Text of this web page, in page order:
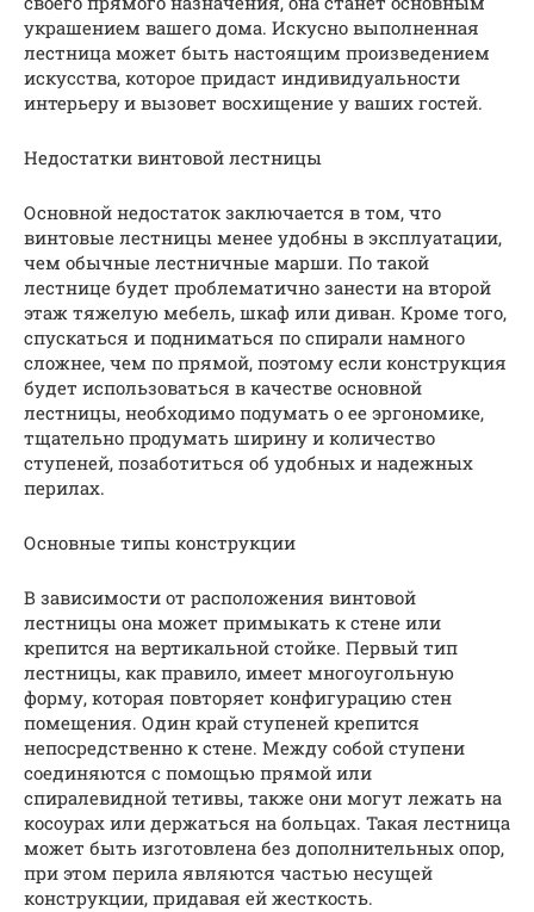
украшением вашего дома. Искусно выполненная
лестница может быть настоящим произведением
искусства, которое придаст индивидуальности
интерьеру и вызовет восхищение у ваших гостей.
Недостатки винтовой лестницы
Основной недостаток заключается в том, что
винтовые лестницы менее удобны в эксплуатации,
чем обычные лестничные марши. По такой
лестнице будет проблематично занести на второй
этаж тяжелую мебель, шкаф или диван. Кроме того,
спускаться и подниматься по спирали намного
сложнее, чем по прямой, поэтому если конструкция
будет использоваться в качестве основной
лестницы, необходимо подумать о ее эргономике,
тщательно продумать ширину и количество
ступеней, позаботиться об удобных и надежных
перилах.
Основные типы конструкции
В зависимости от расположения винтовой
лестницы она может примыкать к стене или
крепится на вертикальной стойке. Первый тип
лестницы, как правило, имеет многоугольную
форму, которая повторяет конфигурацию стен
помещения. Один край ступеней крепится
непосредственно к стене. Между собой ступени
соединяются с помощью прямой или
спиралевидной тетивы, также они могут лежать на
косоурах или держаться на больцах. Такая лестница
может быть изготовлена без дополнительных опор,
при этом перила являются частью несущей
конструкции, придавая ей жесткость.